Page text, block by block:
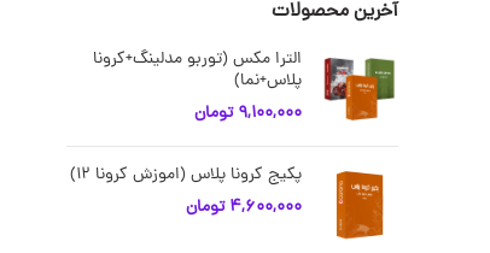
آخرین محصولات
الترا مکس (توربو مدلینگ+کرونا
پلاس+نما)
9,100,000 تومان
پکیج کرونا پلاس (اموزش کرونا 12)
4,600,000 تومان